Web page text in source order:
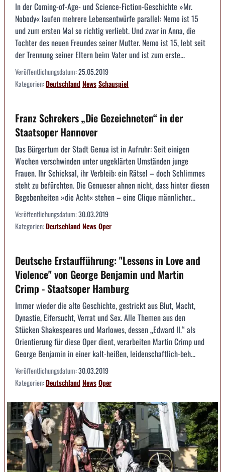
In der Coming-of-Age- und Science-Fiction-Geschichte »Mr.
Nobody« laufen mehrere Lebensentwürfe parallel: Nemo ist 15
und zum ersten Mal so richtig verliebt. Und zwar in Anna, die
Tochter des neuen Freundes seiner Mutter. Nemo ist 15, lebt seit
der Trennung seiner Eltern beim Vater und ist zum erste...
Veröffentlichungsdatum:25.05.2019
Kategorien:DeutschlandNewsSchauspiel
Franz Schrekers „Die Gezeichneten“ in der
Staatsoper Hannover
Das Bürgertum der Stadt Genua ist in Aufruhr: Seit einigen
Wochen verschwinden unter ungeklärten Umständen junge
Frauen. Ihr Schicksal, ihr Verbleib: ein Rätsel – doch Schlimmes
steht zu befürchten. Die Genueser ahnen nicht, dass hinter diesen
Begebenheiten »die Acht« stehen – eine Clique männlicher...
Veröffentlichungsdatum:30.03.2019
Kategorien:DeutschlandNewsOper
Deutsche Erstaufführung: "Lessons in Love and
Violence" von George Benjamin und Martin
Crimp - Staatsoper Hamburg
Immer wieder die alte Geschichte, gestrickt aus Blut, Macht,
Dynastie, Eifersucht, Verrat und Sex. Alle Themen aus den
Stücken Shakespeares und Marlowes, dessen „Edward II.“ als
Orientierung für diese Oper dient, verarbeiten Martin Crimp und
George Benjamin in einer kalt-heißen, leidenschaftlich-beh...
Veröffentlichungsdatum:30.03.2019
Kategorien:DeutschlandNewsOper